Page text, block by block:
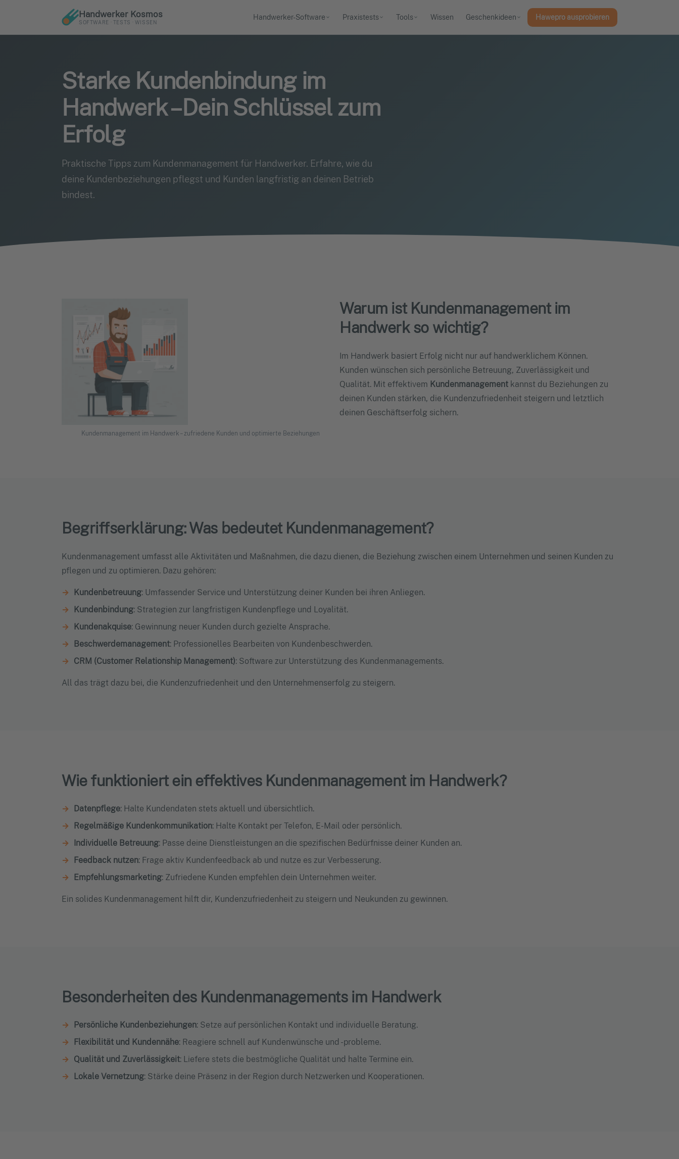
Handwerker Kosmos
SOFTWARE · TESTS · WISSEN
Handwerker-Software Praxistests Tools Wissen Geschenkideen Hawepro ausprobieren
Starke Kundenbindung im
Handwerk – Dein Schlüssel zum
Erfolg
Praktische Tipps zum Kundenmanagement für Handwerker. Erfahre, wie du
deine Kundenbeziehungen pflegst und Kunden langfristig an deinen Betrieb
bindest.
Kundenmanagement im Handwerk – zufriedene Kunden und optimierte Beziehungen
Warum ist Kundenmanagement im
Handwerk so wichtig?
Im Handwerk basiert Erfolg nicht nur auf handwerklichem Können.
Kunden wünschen sich persönliche Betreuung, Zuverlässigkeit und
Qualität. Mit effektivem Kundenmanagement kannst du Beziehungen zu
deinen Kunden stärken, die Kundenzufriedenheit steigern und letztlich
deinen Geschäftserfolg sichern.
Begriffserklärung: Was bedeutet Kundenmanagement?
Kundenmanagement umfasst alle Aktivitäten und Maßnahmen, die dazu dienen, die Beziehung zwischen einem Unternehmen und seinen Kunden zu
pflegen und zu optimieren. Dazu gehören:
Kundenbetreuung: Umfassender Service und Unterstützung deiner Kunden bei ihren Anliegen.
Kundenbindung: Strategien zur langfristigen Kundenpflege und Loyalität.
Kundenakquise: Gewinnung neuer Kunden durch gezielte Ansprache.
Beschwerdemanagement: Professionelles Bearbeiten von Kundenbeschwerden.
CRM (Customer Relationship Management): Software zur Unterstützung des Kundenmanagements.
All das trägt dazu bei, die Kundenzufriedenheit und den Unternehmenserfolg zu steigern.
Wie funktioniert ein effektives Kundenmanagement im Handwerk?
Datenpflege: Halte Kundendaten stets aktuell und übersichtlich.
Regelmäßige Kundenkommunikation: Halte Kontakt per Telefon, E-Mail oder persönlich.
Individuelle Betreuung: Passe deine Dienstleistungen an die spezifischen Bedürfnisse deiner Kunden an.
Feedback nutzen: Frage aktiv Kundenfeedback ab und nutze es zur Verbesserung.
Empfehlungsmarketing: Zufriedene Kunden empfehlen dein Unternehmen weiter.
Ein solides Kundenmanagement hilft dir, Kundenzufriedenheit zu steigern und Neukunden zu gewinnen.
Besonderheiten des Kundenmanagements im Handwerk
Persönliche Kundenbeziehungen: Setze auf persönlichen Kontakt und individuelle Beratung.
Flexibilität und Kundennähe: Reagiere schnell auf Kundenwünsche und -probleme.
Qualität und Zuverlässigkeit: Liefere stets die bestmögliche Qualität und halte Termine ein.
Lokale Vernetzung: Stärke deine Präsenz in der Region durch Netzwerken und Kooperationen.